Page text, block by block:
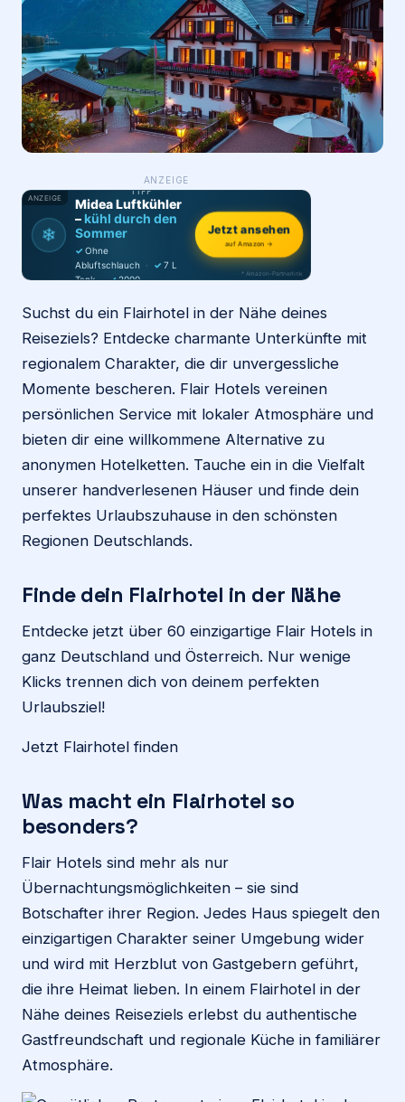
Login
Firma eintragen
ANZEIGE
ANZEIGE
❄
PRODUKT-
TIPP
Midea Luftkühler
–kühl durch den
Sommer
✓ Ohne
Abluftschlauch · ✓ 7 L
Tank · ✓2000
Jetzt ansehen
auf Amazon →
* Amazon-Partnerlink
Suchst du ein Flairhotel in der Nähe deines
Reiseziels? Entdecke charmante Unterkünfte mit
regionalem Charakter, die dir unvergessliche
Momente bescheren. Flair Hotels vereinen
persönlichen Service mit lokaler Atmosphäre und
bieten dir eine willkommene Alternative zu
anonymen Hotelketten. Tauche ein in die Vielfalt
unserer handverlesenen Häuser und finde dein
perfektes Urlaubszuhause in den schönsten
Regionen Deutschlands.
Finde dein Flairhotel in der Nähe
Entdecke jetzt über 60 einzigartige Flair Hotels in
ganz Deutschland und Österreich. Nur wenige
Klicks trennen dich von deinem perfekten
Urlaubsziel!
Jetzt Flairhotel finden
Was macht ein Flairhotel so
besonders?
Flair Hotels sind mehr als nur
Übernachtungsmöglichkeiten – sie sind
Botschafter ihrer Region. Jedes Haus spiegelt den
einzigartigen Charakter seiner Umgebung wider
und wird mit Herzblut von Gastgebern geführt,
die ihre Heimat lieben. In einem Flairhotel in der
Nähe deines Reiseziels erlebst du authentische
Gastfreundschaft und regionale Küche in familiärer
Atmosphäre.